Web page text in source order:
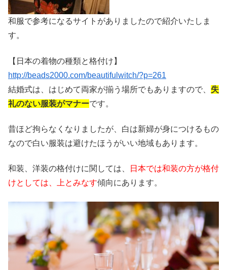
和服で参考になるサイトがありましたので紹介いたしま
す。
【日本の着物の種類と格付け】
http://beads2000.com/beautifulwitch/?p=261
結婚式は、はじめて両家が揃う場所でもありますので、 失
礼のない服装がマナーです。
昔ほど拘らなくなりましたが、白は新婦が身につけるもの
なので白い服装は避けたほうがいい地域もあります。
和装、洋装の格付けに関しては、
日本では和装の方が格付
けとしては、上とみなす傾向にあります。